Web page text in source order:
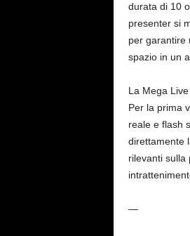
durata di 10
presenter si
per garantire
spazio in un
La Mega
Per la prima
reale e flash
direttamente
rilevanti sulla
—